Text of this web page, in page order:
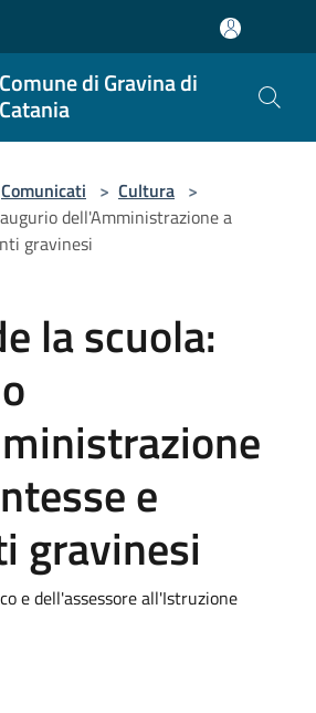
Comune di Gravina di
Catania
Comunicati > Cultura >
dell'Amministrazione a
gravinesi
la scuola:
e
gravinesi
e dell'assessore all'Istruzione